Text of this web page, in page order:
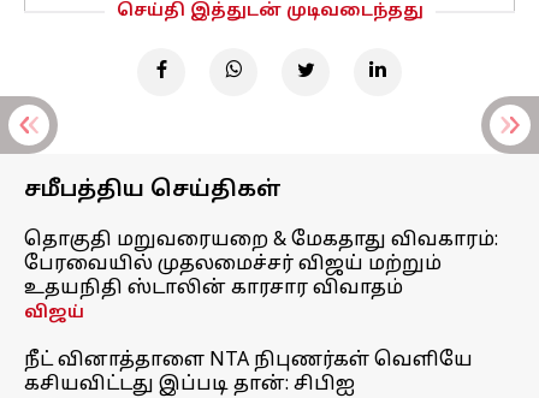
செய்தி இத்துடன் முடிவடைந்தது
சமீபத்திய செய்திகள்
தொகுதி மறுவரையறை & மேகதாது விவகாரம்:
பேரவையில் முதலமைச்சர் விஜய் மற்றும்
உதயநிதி ஸ்டாலின் காரசார விவாதம்
விஜய்
நீட் வினாத்தாளை NTA நிபுணர்கள் வெளியே
கசியவிட்டது இப்படி தான்: சிபிஐ